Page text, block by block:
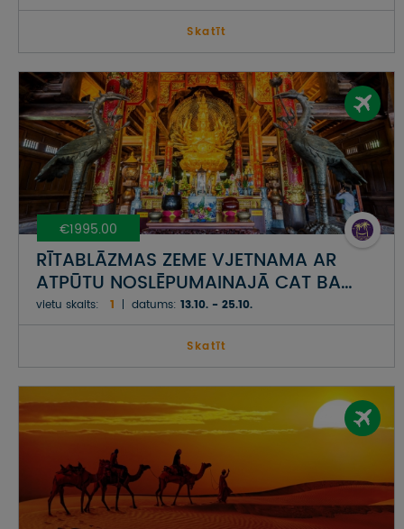
Skatīt
€1995.00
RĪTABLĀZMAS ZEME VJETNAMA AR
ATPŪTU NOSLĒPUMAINAJĀ CAT BA
SALĀ HALONGAS LĪCĪ
vietu skaits: 1 datums: 13.10. - 25.10.
Skatīt